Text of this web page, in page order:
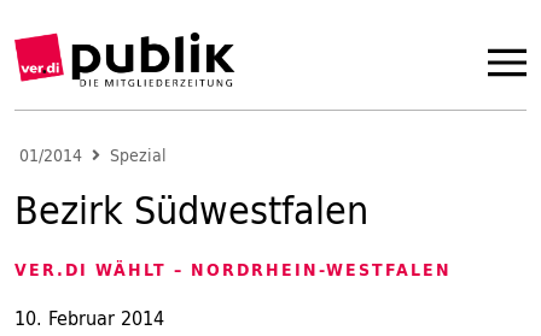
01/2014 Spezial
Bezirk Südwestfalen
VER.DI WÄHLT – NORDRHEIN-WESTFALEN
10. Februar 2014